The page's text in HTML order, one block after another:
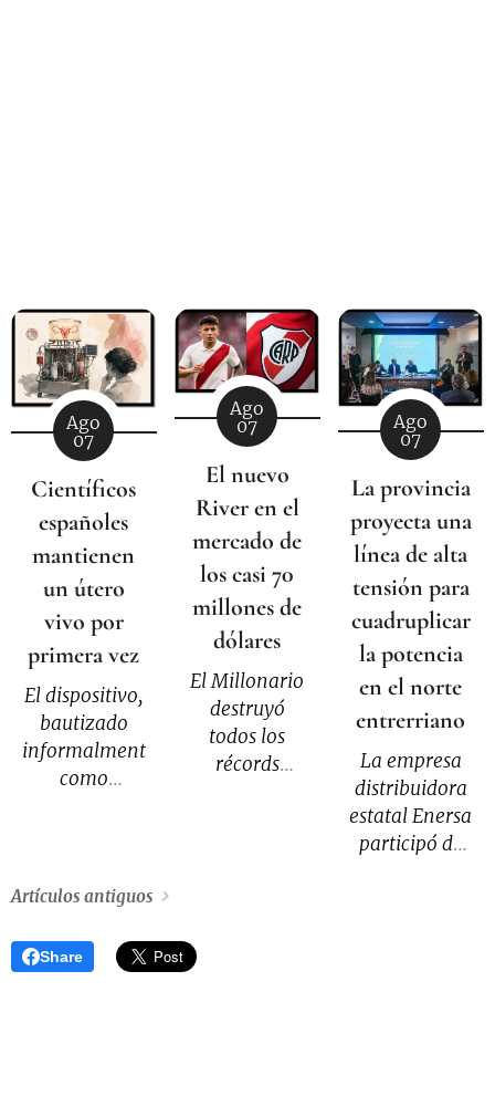
Ago
07
Científicos
españoles
mantienen
un útero
vivo por
primera vez
El dispositivo,
bautizado
informalmente
como
pregunta que
científicos
desde hace
Ago
07
El nuevo
River en el
mercado de
los casi 70
millones de
dólares
El Millonario
destruyó
todos los
récords
Ago
07
La provincia
proyecta una
línea de alta
tensión para
cuadruplicar
la potencia
en el norte
entrerriano
La empresa
distribuidora
estatal Enersa
participó de
Artículos antiguos
Share